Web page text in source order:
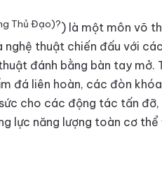
Thủ Đạo)?) là một môn võ
nghệ thuật chiến đấu với
đánh bằng bàn tay mở.
đá liên hoàn, các đòn
cho các động tác tấn đỡ,
lực năng lượng toàn cơ